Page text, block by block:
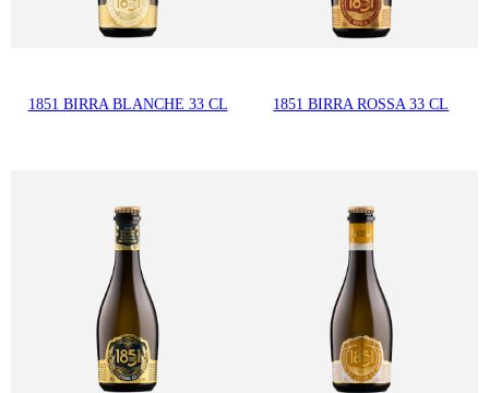
1851 BIRRA BLANCHE 33 CL 1851 BIRRA ROSSA 33 CL